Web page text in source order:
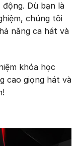
Dù bạn là
chúng tôi
năng ca hát và
khóa học
cao giọng hát và